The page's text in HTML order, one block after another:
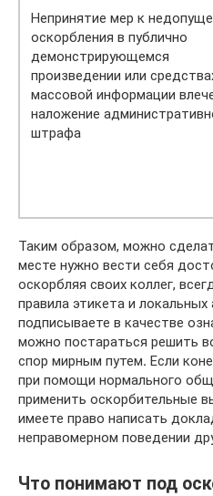
Непринятие мер к
оскорбления в публично
демонстрирующемся
произведении или
массовой информации
наложение
штрафа
Таким образом, можно
месте нужно вести себя
оскорбляя своих коллег,
правила этикета и
подписываете в качестве
можно постараться решить
спор мирным путем. Если
при помощи нормального
применить оскорбительные
имеете право написать
неправомерном поведении
Что понимают под